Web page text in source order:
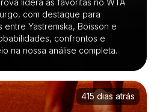
lidera as favoritas no WTA
com destaque para
entre Yastremska, Boisson e
confrontos e
na nossa análise completa.
415 dias atrás